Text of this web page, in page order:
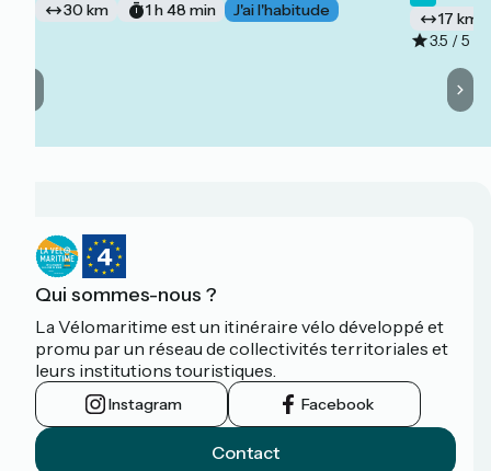
30 km 1 h 48 min J'ai l'habitude
17 km
3.5 / 5
Qui sommes-nous ?
La Vélomaritime est un itinéraire vélo développé et
promu par un réseau de collectivités territoriales et
leurs institutions touristiques.
Instagram Facebook
Contact